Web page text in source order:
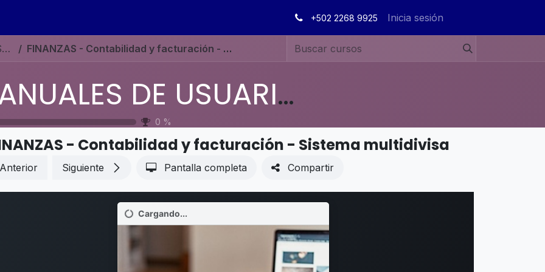
+502 2268 9925 Inicia sesión
MANUALES DE USUARIO EN ESPAÑOL ODOO 19 FINANZAS - Contabilidad y facturación - Sistema multidivisa
MANUALES DE USUARIO EN ESPAÑOL ODOO 19
0 %
- Contabilidad y facturación - Sistema multidivisa
Anterior Siguiente Pantalla completa Compartir